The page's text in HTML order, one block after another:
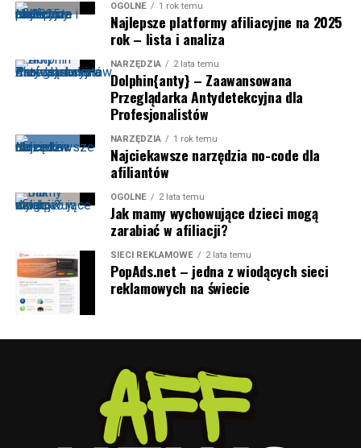
OGÓLNE 1 rok temu
Najlepsze platformy afiliacyjne na 2025
rok – lista i analiza
NARZĘDZIA 2 lata temu
Dolphin{anty} – Zaawansowana
Przeglądarka Antydetekcyjna dla
Profesjonalistów
NARZĘDZIA 1 rok temu
Najciekawsze narzędzia no-code dla
afiliantów
OGÓLNE 2 lata temu
Jak mamy wychowujące dzieci mogą
zarabiać w afiliacji?
SIECI REKLAMOWE 2 lata temu
PopAds.net – jedna z wiodących sieci
reklamowych na świecie